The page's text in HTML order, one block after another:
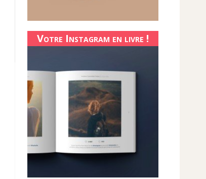
Votre Instagram en livre !